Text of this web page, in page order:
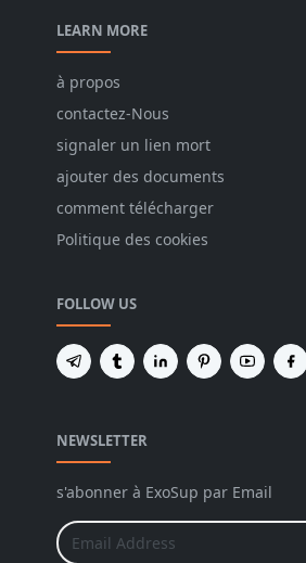
LEARN MORE
à propos
contactez-Nous
signaler un lien mort
ajouter des documents
comment télécharger
Politique des cookies
FOLLOW US
NEWSLETTER
s'abonner à ExoSup par Email